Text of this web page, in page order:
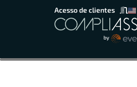
Acesso de clientes